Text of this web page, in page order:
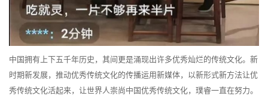
中国拥有上下五千年历史，其间更是涌现出许多优秀灿烂的传统文化。新
时期新发展，推动优秀传统文化的传播运用新媒体，以新形式新方法让优
秀传统文化活起来，让世界人崇尚中国优秀传统文化，璞睿一直在努力。